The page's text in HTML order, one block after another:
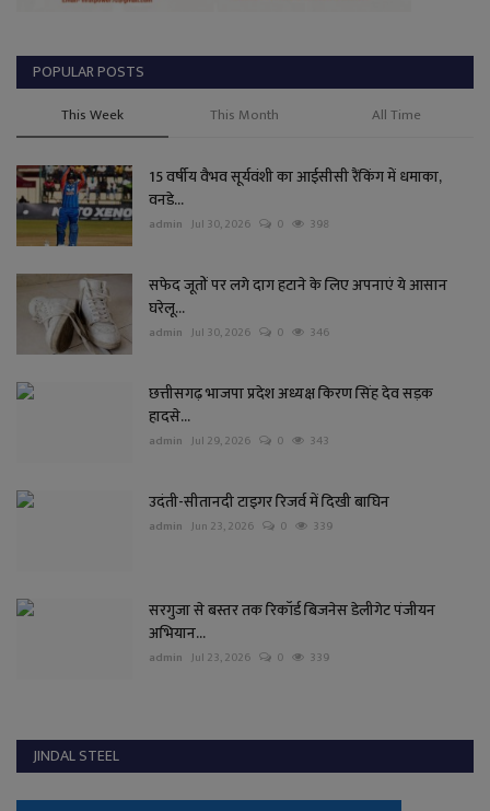
POPULAR POSTS
This Week This Month All Time
15 वर्षीय वैभव सूर्यवंशी का आईसीसी रैंकिंग में धमाका,
वनडे...
admin Jul 30, 2026 0 398
सफेद जूतों पर लगे दाग हटाने के लिए अपनाएं ये आसान
घरेलू...
admin Jul 30, 2026 0 346
छत्तीसगढ़ भाजपा प्रदेश अध्यक्ष किरण सिंह देव सड़क
हादसे...
admin Jul 29, 2026 0 343
उदंती-सीतानदी टाइगर रिजर्व में दिखी बाघिन
admin Jun 23, 2026 0 339
सरगुजा से बस्तर तक रिकॉर्ड बिजनेस डेलीगेट पंजीयन
अभियान...
admin Jul 23, 2026 0 339
JINDAL STEEL